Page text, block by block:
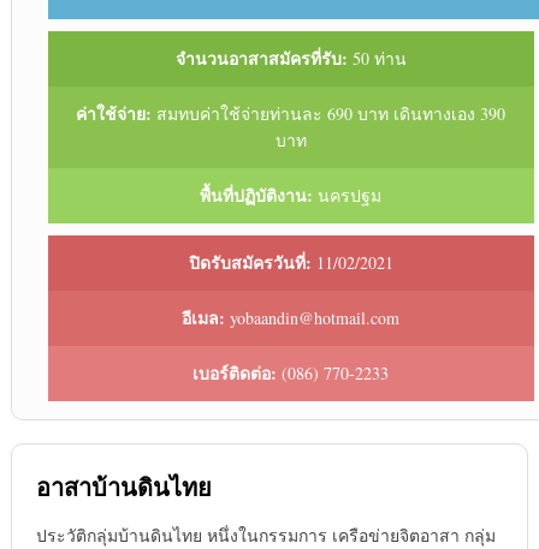
จำนวนอาสาสมัครที่รับ: 50 ท่าน
ค่าใช้จ่าย: สมทบค่าใช้จ่ายท่านละ 690 บาท เดินทางเอง 390
บาท
พื้นที่ปฏิบัติงาน: นครปฐม
ปิดรับสมัครวันที่: 11/02/2021
อีเมล: yobaandin@hotmail.com
เบอร์ติดต่อ: (086) 770-2233
อาสาบ้านดินไทย
ประวัติกลุ่มบ้านดินไทย หนึ่งในกรรมการ เครือข่ายจิตอาสา กลุ่ม